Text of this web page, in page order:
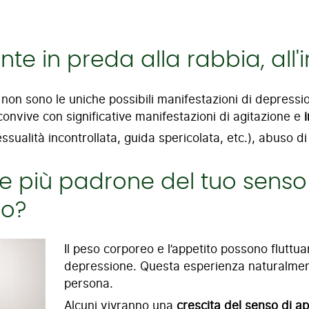
in preda alla rabbia,
sono le uniche possibili manifestazioni di
con significative manifestazioni di agitazione e
incontrollata, guida spericolata, etc.), abuso
più padrone del tuo
Il peso corporeo e l’appetito possono
depressione. Questa esperienza
persona.